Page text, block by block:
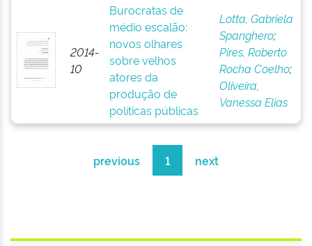
2014-
10
Burocratas de
médio escalão:
novos olhares
sobre velhos
atores da
produção de
políticas públicas
Lotta, Gabriela
Spanghero;
Pires, Roberto
Rocha Coelho;
Oliveira,
Vanessa Elias
previous 1 next